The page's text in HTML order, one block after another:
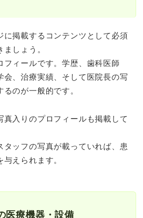
に掲載するコンテンツとして必須
しょう。
フィールです。学歴、歯科医師
会、治療実績、そして医院長の写
のが一般的です。
真入りのプロフィールも掲載して
タッフの写真が載っていれば、患
えられます。
医療機器・設備